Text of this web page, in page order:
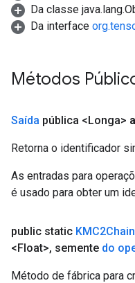
Da classe
Da interface
Métodos
Saída pública <Longa>
Retorna o identificador
As entradas para
é usado para obter um
public static KMC2Chain
<Float>, semente do
Método de fábrica para